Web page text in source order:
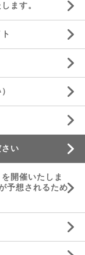
します。
い
開催いたしま
予想されるため